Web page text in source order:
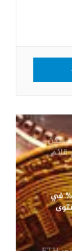
Telegram
الشهرية والايثيريوم يستعيد مستوى 2000
سعر الإيثيريوم بأكثر من 25% في